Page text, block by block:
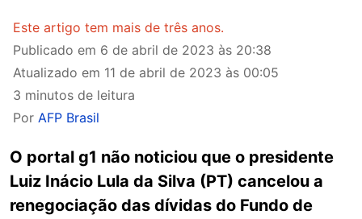
Este artigo tem mais de três anos.
Publicado em 6 de abril de 2023 às 20:38
Atualizado em 11 de abril de 2023 às 00:05
3 minutos de leitura
Por AFP Brasil
O portal g1 não noticiou que o presidente
Luiz Inácio Lula da Silva (PT) cancelou a
renegociação das dívidas do Fundo de